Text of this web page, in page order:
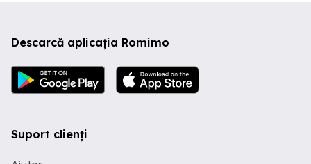
Descarcă aplicația Romimo
Suport clienți